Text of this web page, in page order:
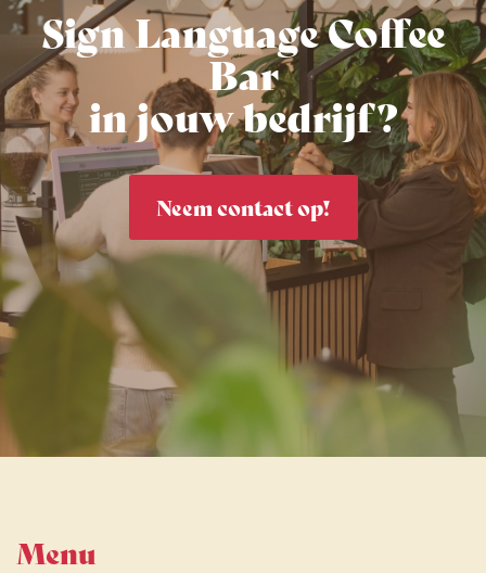
Sign Language Coffee
Bar
in jouw bedrijf?
Neem contact op!
Menu